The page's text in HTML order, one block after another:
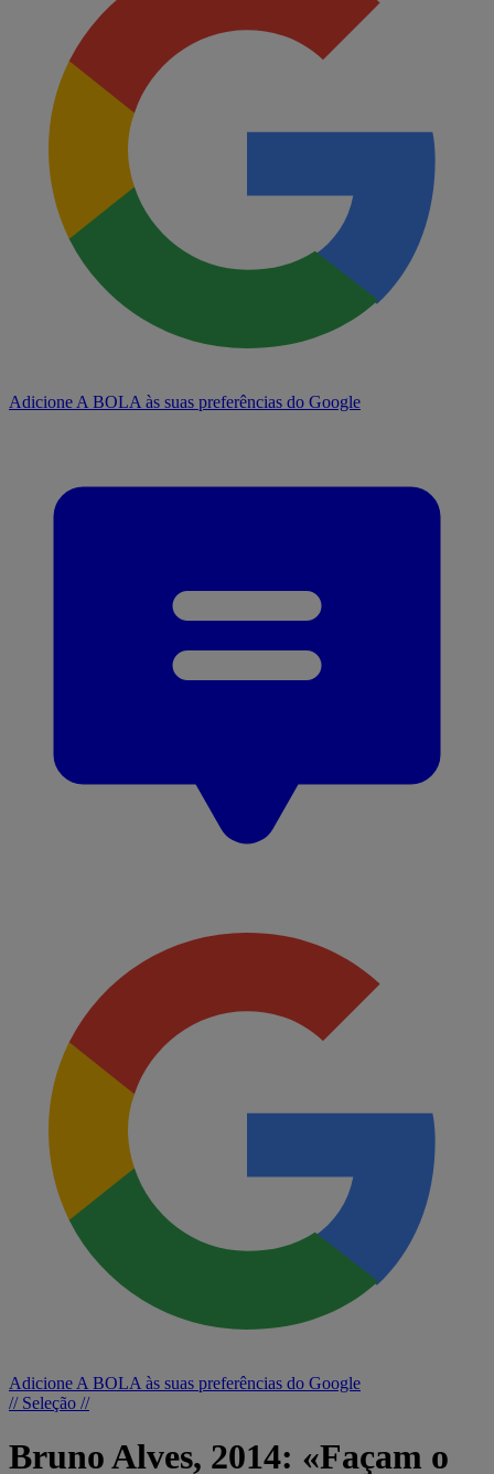
Adicione A BOLA às suas preferências do Google
Adicione A BOLA às suas preferências do Google
// Seleção //
Bruno Alves, 2014: «Façam o